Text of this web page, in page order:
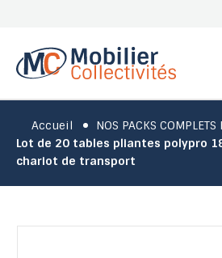
Accueil
NOS PACKS COMPLETS
Lot de 20 tables pliantes polypro
chariot de transport